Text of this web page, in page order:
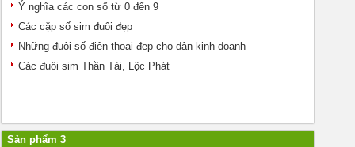
Ý nghĩa các con số từ 0 đến 9
Các cặp số sim đuôi đẹp
Những đuôi số điện thoại đẹp cho dân kinh doanh
Các đuôi sim Thần Tài, Lộc Phát
Sản phẩm 3